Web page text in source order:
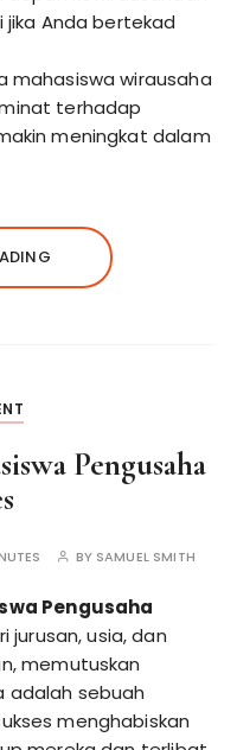
Anda bertekad
mahasiswa wirausaha
terhadap
meningkat dalam
Pengusaha
BY SAMUEL SMITH
Pengusaha
jurusan, usia, dan
memutuskan
adalah sebuah
menghabiskan